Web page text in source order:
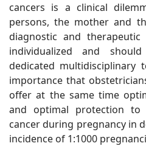
cancers is a clinical
persons, the mother and
diagnostic and
individualized and
dedicated
importance that
offer at the same time
and optimal protection
cancer during pregnancy in
incidence of 1:1000